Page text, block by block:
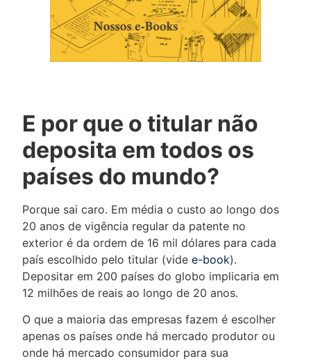
E por que o titular não
deposita em todos os
países do mundo?
Porque sai caro. Em média o custo ao longo dos
20 anos de vigência regular da patente no
exterior é da ordem de 16 mil dólares para cada
país escolhido pelo titular (vide e-book).
Depositar em 200 países do globo implicaria em
12 milhões de reais ao longo de 20 anos.
O que a maioria das empresas fazem é escolher
apenas os países onde há mercado produtor ou
onde há mercado consumidor para sua